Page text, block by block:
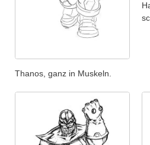
Thanos, ganz in Muskeln.